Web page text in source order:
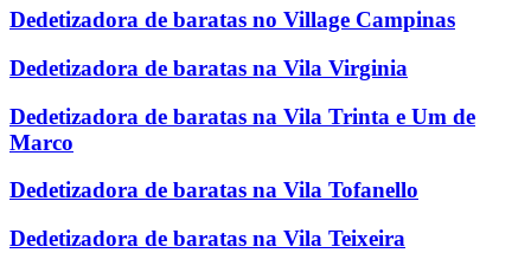
Dedetizadora de baratas no Village Campinas
Dedetizadora de baratas na Vila Virginia
Dedetizadora de baratas na Vila Trinta e Um de
Marco
Dedetizadora de baratas na Vila Tofanello
Dedetizadora de baratas na Vila Teixeira